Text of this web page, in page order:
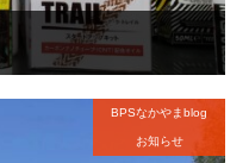
BPSなかやまblog
お知らせ